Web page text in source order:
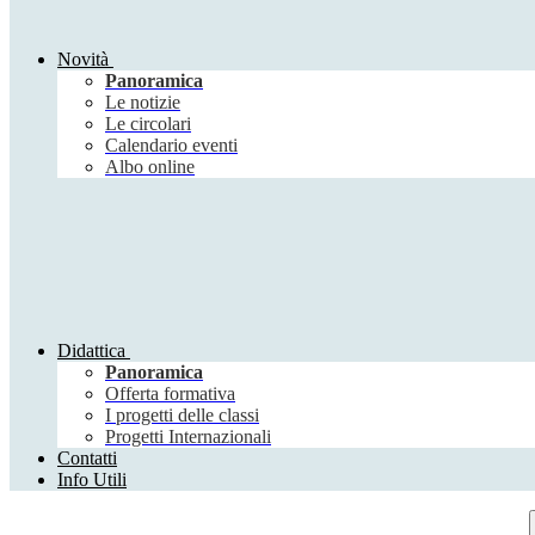
Novità
Panoramica
Le notizie
Le circolari
Calendario eventi
Albo online
Didattica
Panoramica
Offerta formativa
I progetti delle classi
Progetti Internazionali
Contatti
Info Utili